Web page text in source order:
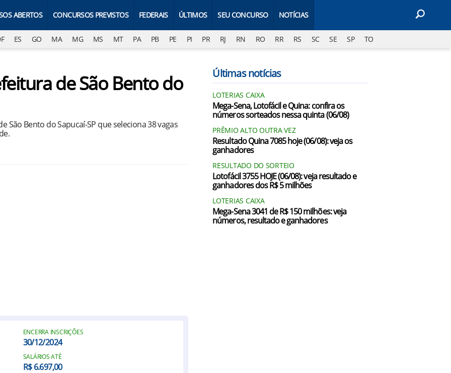
ABERTOS CONCURSOS PREVISTOS FEDERAIS ÚLTIMOS SEU CONCURSO NOTÍCIAS
ES GO MA MG MS MT PA PB PE PI PR RJ RN RO RR RS SC SE SP TO
de São Bento do
São Bento do Sapucaí-SP que seleciona 38 vagas
ENCERRA INSCRIÇÕES
30/12/2024
SALÁRIOS ATÉ
R$ 6.697,00
Últimas notícias
LOTERIAS CAIXA
Mega-Sena, Lotofácil e Quina: confira os
números sorteados nessa quinta (06/08)
PRÊMIO ALTO OUTRA VEZ
Resultado Quina 7085 hoje (06/08): veja os
ganhadores
RESULTADO DO SORTEIO
Lotofácil 3755 HOJE (06/08): veja resultado e
ganhadores dos R$ 5 milhões
LOTERIAS CAIXA
Mega-Sena 3041 de R$ 150 milhões: veja
números, resultado e ganhadores